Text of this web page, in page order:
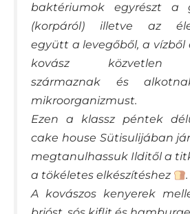
baktériumok egyrészt a
(korpáról) illetve az
együtt a levegőből, a vízből
kovász közvetlen
származnak és
mikroorganizmust.
Ezen a klassz péntek
cake house Sütisulijában
megtanulhassuk Ilditől a
a tökéletes elkészítéshez
.
A kovászos kenyerek